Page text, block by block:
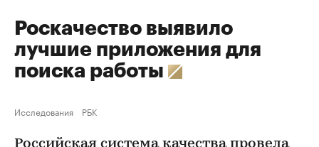
Роскачество выявило
лучшие приложения для
поиска работы
Исследования РБК
Российская система качества провела